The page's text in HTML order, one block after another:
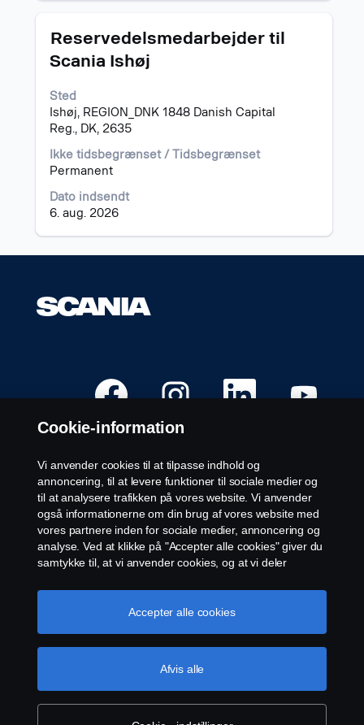
joblisten.
Vælg
se
alle
for
Stilling
Reservedelsmedarbejder til
Scania Ishøj
Sted
Ishøj, REGION_DNK 1848 Danish Capital
Reg., DK, 2635
Ikke tidsbegrænset / Tidsbegrænset
Permanent
Dato indsendt
6. aug. 2026
Vælg
mellemrumstasten
at
se
det
fulde
indhold
joboplysningerne.
b
n
r
n
y
f
a
n
e
b
n
r
i
n
n
y
f
a
n
e
.
Å
n
n
n
y
f
a
n
e
n
y
f
a
n
e
Ledige stillinger
Karriere lokationer
Kontakt os
Om Scania
Juridisk meddelelse
Fortrolighedserklæring
Cookies
Cookie-information
Vi anvender cookies til at tilpasse indhold og
annoncering, til at levere funktioner til sociale medier og
til at analysere trafikken på vores website. Vi anvender
også informationerne om din brug af vores website med
vores partnere inden for sociale medier, annoncering og
analyse. Ved at klikke på "Accepter alle cookies" giver du
samtykke til, at vi anvender cookies, og at vi deler
vi bruger cookies, kan du besøge vores afsnit om
cookies, som du kan finde ved enten at klikke på linket
Afvis alle
Accepter alle cookies